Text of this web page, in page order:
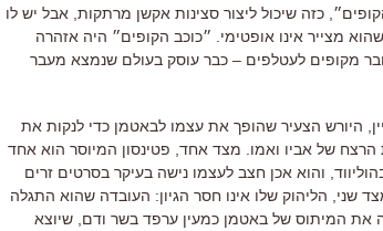
כזה שיכול ליצור סצינות אקשן מרתקות אבל יש לו
מצייר אינו אופטימי . ״כוכב הקופים״ היה אזהרה
מקופים לעטלפים – כבר עוסק בעולם שנמצא מעבר
היורש הצעיר שהופך את עצמו לבאטמן כדי לנקות את
של אביו ואמו
מצד אחד פטינסון המיוסר הוא אחד
והוא אכן חצב לעצמו נישה בעיקר בסרטים זרים
שני הליהוק שלו אינו חסר הגיון: העובדה שהוא התגלה
את המיתוס של באטמן כמעין ערפד בשר ודם שיוצא